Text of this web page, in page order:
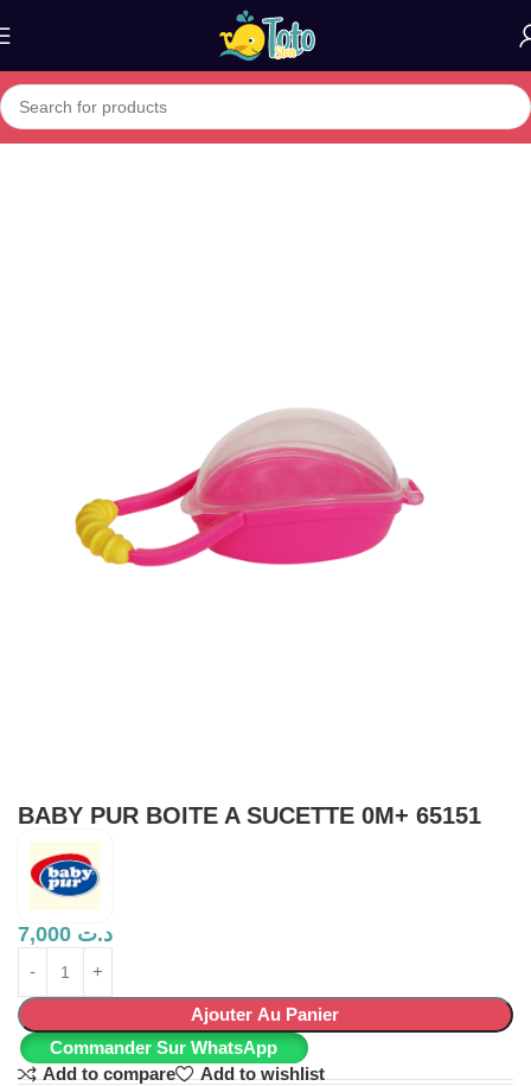
Home»Boutique»BABY PUR BOITE A SUCETTE 0M+ 65151
BABY PUR BOITE A SUCETTE 0M+ 65151
د.ت
Ajouter Au Panier
Commander Sur WhatsApp
Add to compare
Add to wishlist